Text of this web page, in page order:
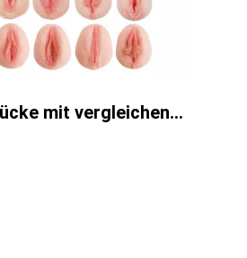
Vulva-Abdrücke mit vergleichender Anatomie